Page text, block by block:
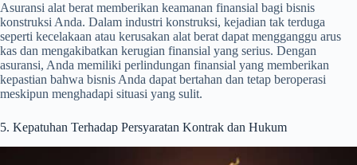
Asuransi alat berat memberikan keamanan finansial bagi bisnis
konstruksi Anda. Dalam industri konstruksi, kejadian tak terduga
seperti kecelakaan atau kerusakan alat berat dapat mengganggu arus
kas dan mengakibatkan kerugian finansial yang serius. Dengan
asuransi, Anda memiliki perlindungan finansial yang memberikan
kepastian bahwa bisnis Anda dapat bertahan dan tetap beroperasi
meskipun menghadapi situasi yang sulit.
5. Kepatuhan Terhadap Persyaratan Kontrak dan Hukum